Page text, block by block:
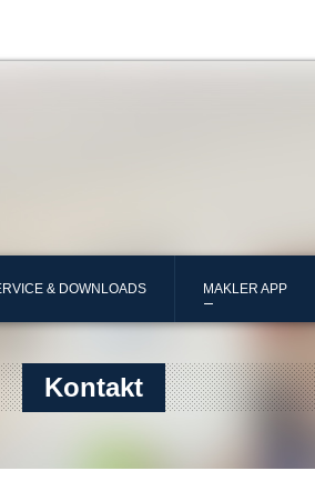
& DOWNLOADS MAKLER APP
Kontakt